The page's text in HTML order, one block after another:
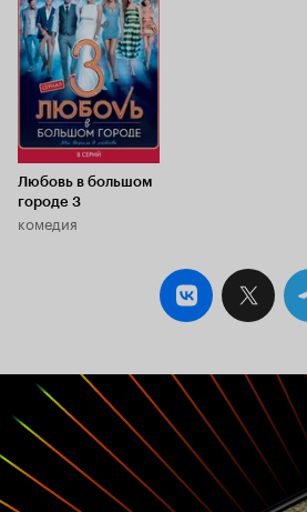
5.6
Любовь в большом
городе 3
комедия